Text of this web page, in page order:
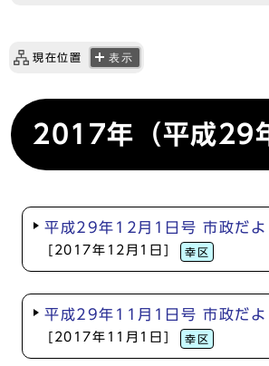
現在位置 表示
2017年（平成29
平成29年12月1日号 市政だよ
[2017年12月1日] 幸区
平成29年11月1日号 市政だよ
[2017年11月1日] 幸区